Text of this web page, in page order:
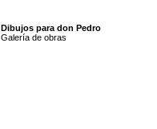
Dibujos para don Pedro
Galería de obras